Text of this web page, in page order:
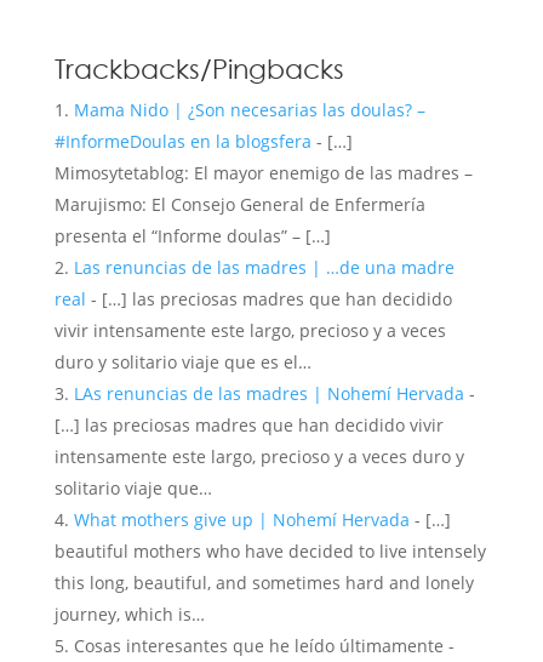
Trackbacks/Pingbacks
Mama Nido | ¿Son necesarias las doulas? –
#InformeDoulas en la blogsfera - […]
Mimosytetablog: El mayor enemigo de las madres –
Marujismo: El Consejo General de Enfermería
presenta el “Informe doulas” – […]
Las renuncias de las madres | …de una madre
real - […] las preciosas madres que han decidido
vivir intensamente este largo, precioso y a veces
duro y solitario viaje que es el…
LAs renuncias de las madres | Nohemí Hervada -
[…] las preciosas madres que han decidido vivir
intensamente este largo, precioso y a veces duro y
solitario viaje que…
What mothers give up | Nohemí Hervada - […]
beautiful mothers who have decided to live intensely
this long, beautiful, and sometimes hard and lonely
journey, which is…
Cosas interesantes que he leído últimamente -